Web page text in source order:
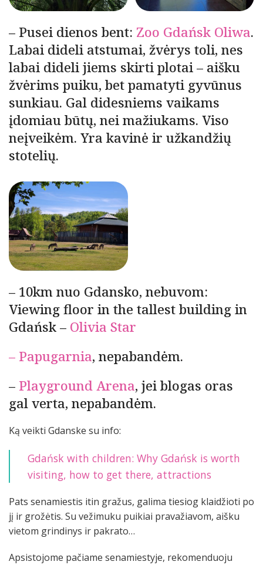
– Pusei dienos bent: Zoo Gdańsk Oliwa.
Labai dideli atstumai, žvėrys toli, nes
labai dideli jiems skirti plotai – aišku
žvėrims puiku, bet pamatyti gyvūnus
sunkiau. Gal didesniems vaikams
įdomiau būtų, nei mažiukams. Viso
neįveikėm. Yra kavinė ir užkandžių
stotelių.
– 10km nuo Gdansko, nebuvom:
Viewing floor in the tallest building in
Gdańsk – Olivia Star
– Papugarnia, nepabandėm.
– Playground Arena, jei blogas oras
gal verta, nepabandėm.
Ką veikti Gdanske su info:
Gdańsk with children: Why Gdańsk is worth
visiting, how to get there, attractions
Pats senamiestis itin gražus, galima tiesiog klaidžioti po
jį ir grožėtis. Su vežimuku puikiai pravažiavom, aišku
vietom grindinys ir pakrato…
Apsistojome pačiame senamiestyje, rekomenduoju